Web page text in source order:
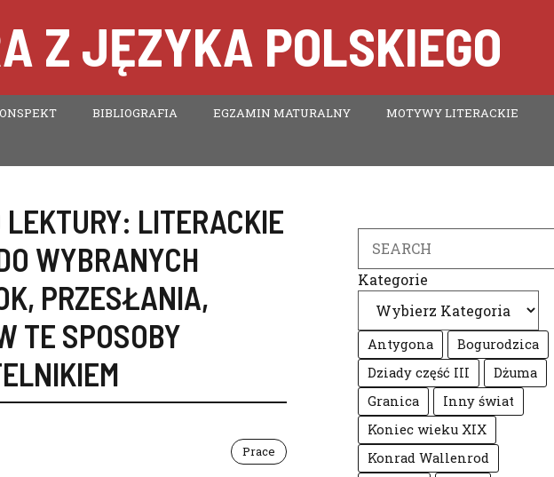
Z JĘZYKA POLSKIEGO
BIBLIOGRAFIA EGZAMIN MATURALNY MOTYWY LITERACKIE
LITERACKIE
WYBRANYCH
, PRZESŁANIA,
TE SPOSOBY
Prace
Kategorie
Antygona
Bogurodzica
Dziady część III
Dżuma
Granica
Inny świat
Koniec wieku XIX
Konrad Wallenrod